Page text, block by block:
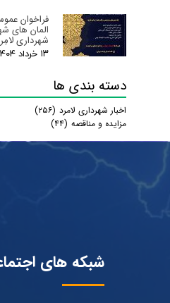
فراخوان
المان های
شهرداری
۱۳ خرداد ۰۴
دسته بندی ها
اخبار شهرداری لامرد (۲۵۶)
مزایده و مناقصه (۴۴)
شبکه های